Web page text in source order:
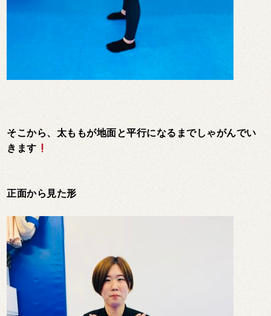
そこから、太ももが地面と平行になるまでしゃがんでい
きます
正面から見た形